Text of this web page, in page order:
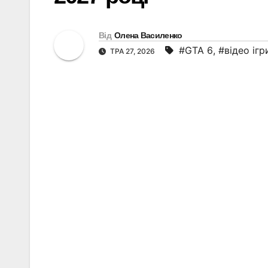
Від Олена Василенко
ТРА 27, 2026 #GTA 6, #відео